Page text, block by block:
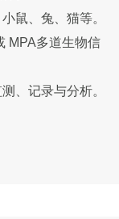
鼠、兔、猫等。
MPA多道生物信
、记录与分析。